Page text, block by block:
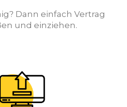
Dann einfach Vertrag
und einziehen.